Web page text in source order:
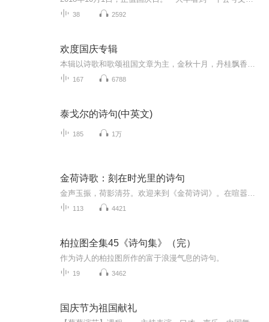
38 2592
欢度国庆专辑
167 6788
泰戈尔的诗句(中英文)
185 1万
金荷诗歌：刻在时光里的诗句
113 4421
柏拉图全集45《诗句集》（完）
作为诗人的柏拉图所作的富于浪漫气息的诗句。
19 3462
国庆节为祖国献礼